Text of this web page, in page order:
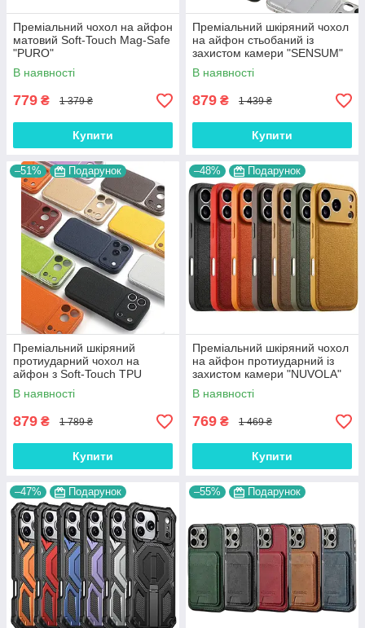
Преміальний чохол на айфон
матовий Soft-Touch Mag-Safe
"PURO"
В наявності
779 ₴ 1 379 ₴
Купити
Преміальний шкіряний чохол
на айфон стьобаний із
захистом камери "SENSUM"
В наявності
879 ₴ 1 439 ₴
Купити
–51% Подарунок
Преміальний шкіряний
протиударний чохол на
айфон з Soft-Touch TPU
"VITTORIA"
В наявності
879 ₴ 1 789 ₴
Купити
–48% Подарунок
Преміальний шкіряний чохол
на айфон протиударний із
захистом камери "NUVOLA"
В наявності
769 ₴ 1 469 ₴
Купити
–47% Подарунок –55% Подарунок